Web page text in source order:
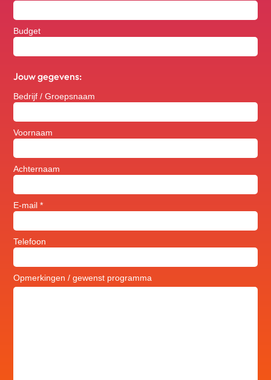
Budget
Jouw gegevens:
Bedrijf / Groepsnaam
Voornaam
Achternaam
E-mail *
Telefoon
Opmerkingen / gewenst programma